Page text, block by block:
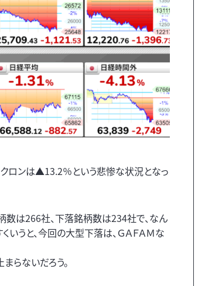
ロンは▲13.2％という悲惨な状況となっ
数は266社、下落銘柄数は234社で、なん
うと、今回の大型下落は、ＧＡＦＡＭな
らないだろう。